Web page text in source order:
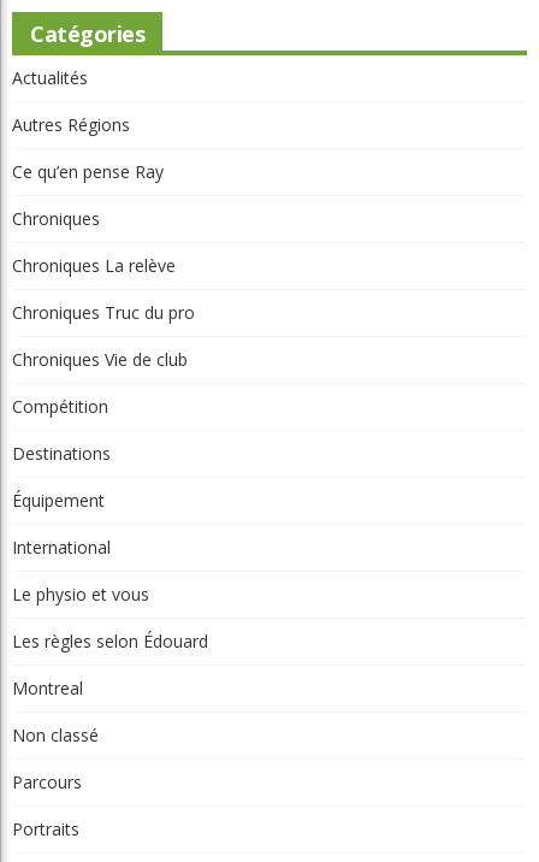
Catégories
Actualités
Autres Régions
Ce qu’en pense Ray
Chroniques
Chroniques La relève
Chroniques Truc du pro
Chroniques Vie de club
Compétition
Destinations
Équipement
International
Le physio et vous
Les règles selon Édouard
Montreal
Non classé
Parcours
Portraits